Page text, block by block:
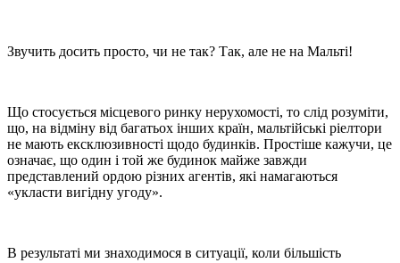
Звучить досить просто, чи не так? Так, але не на Мальті!
Що стосується місцевого ринку нерухомості, то слід розуміти,
що, на відміну від багатьох інших країн, мальтійські ріелтори
не мають ексклюзивності щодо будинків. Простіше кажучи, це
означає, що один і той же будинок майже завжди
представлений ордою різних агентів, які намагаються
«укласти вигідну угоду».
В результаті ми знаходимося в ситуації, коли більшість